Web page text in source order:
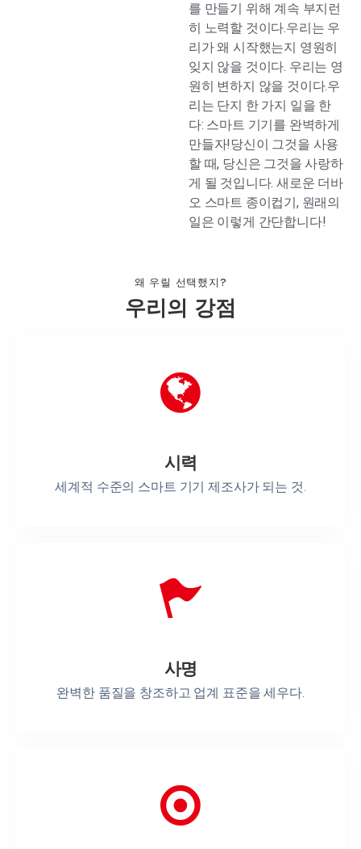
를 만들기 위해 계속 부지런
히 노력할 것이다.우리는 우
리가 왜 시작했는지 영원히
잊지 않을 것이다. 우리는 영
원히 변하지 않을 것이다.우
리는 단지 한 가지 일을 한
다: 스마트 기기를 완벽하게
만들자!당신이 그것을 사용
할 때, 당신은 그것을 사랑하
게 될 것입니다. 새로운 더바
오 스마트 종이컵기, 원래의
일은 이렇게 간단합니다!
왜 우릴 선택했지?
우리의 강점
시력
세계적 수준의 스마트 기기 제조사가 되는 것.
사명
완벽한 품질을 창조하고 업계 표준을 세우다.